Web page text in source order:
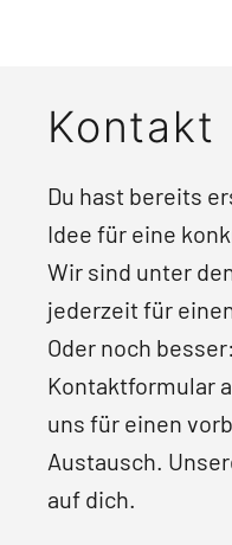
Kontakt
Du hast bereits
Idee für eine
Wir sind unter
jederzeit für
Oder noch
Kontaktformular
uns für einen
Austausch.
auf dich.